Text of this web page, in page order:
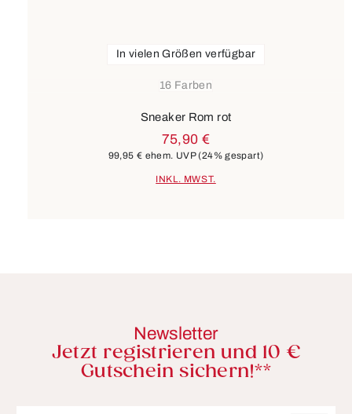
16 Farben
In vielen Größen verfügbar
Sneaker Rom rot
75,90 €
99,95 € ehem. UVP(24% gespart)
INKL. MWST.
Newsletter
Jetzt registrieren und 10 €
Gutschein sichern!**